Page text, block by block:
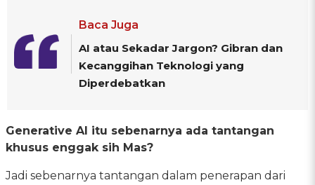
Baca Juga
AI atau Sekadar Jargon? Gibran dan
Kecanggihan Teknologi yang
Diperdebatkan
Generative AI itu sebenarnya ada tantangan
khusus enggak sih Mas?
Jadi sebenarnya tantangan dalam penerapan dari